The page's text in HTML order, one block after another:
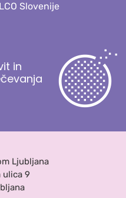
Slovenije
in
Ljubljana
ulica 9